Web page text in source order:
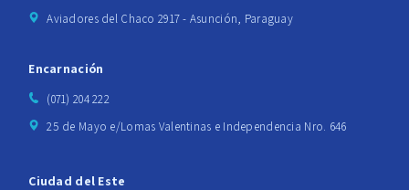
Aviadores del Chaco 2917 - Asunción, Paraguay
Encarnación
(071) 204 222
25 de Mayo e/Lomas Valentinas e Independencia Nro. 646
Ciudad del Este